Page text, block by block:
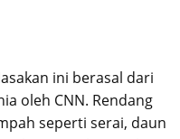
ini berasal dari
oleh CNN. Rendang
seperti serai, daun